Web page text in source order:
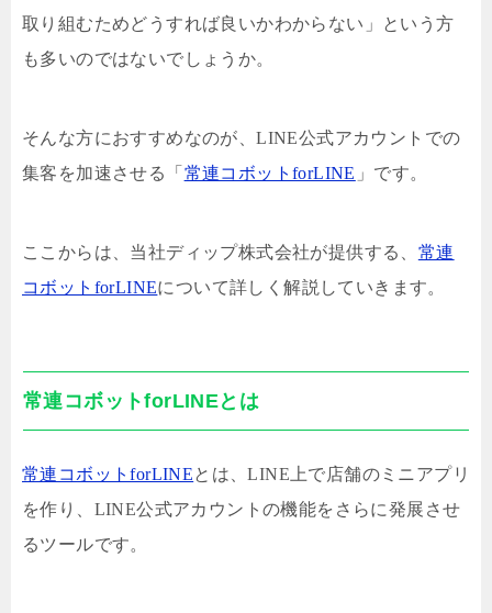
取り組むためどうすれば良いかわからない」という方
も多いのではないでしょうか。
そんな方におすすめなのが、LINE公式アカウントでの
集客を加速させる「 常連コボットforLINE 」です。
ここからは、当社ディップ株式会社が提供する、 常連
コボットforLINEについて詳しく解説していきます。
常連コボットforLINEとは
常連コボットforLINEとは、LINE上で店舗のミニアプリ
を作り、LINE公式アカウントの機能をさらに発展させ
るツールです。